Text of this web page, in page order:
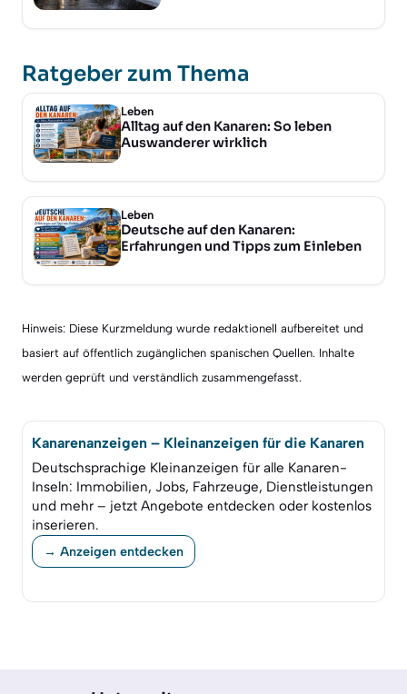
Ratgeber zum Thema
Leben
Alltag auf den Kanaren: So leben
Auswanderer wirklich
Leben
Deutsche auf den Kanaren:
Erfahrungen und Tipps zum Einleben
Hinweis: Diese Kurzmeldung wurde redaktionell aufbereitet und
basiert auf öffentlich zugänglichen spanischen Quellen. Inhalte
werden geprüft und verständlich zusammengefasst.
Kanarenanzeigen – Kleinanzeigen für die Kanaren
Deutschsprachige Kleinanzeigen für alle Kanaren-
Inseln: Immobilien, Jobs, Fahrzeuge, Dienstleistungen
und mehr – jetzt Angebote entdecken oder kostenlos
inserieren.
→ Anzeigen entdecken